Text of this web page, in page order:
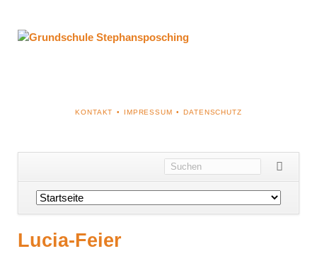
NAVIGATION
KONTAKT IMPRESSUM DATENSCHUTZ
Navigation
überspringen
Lucia-Feier